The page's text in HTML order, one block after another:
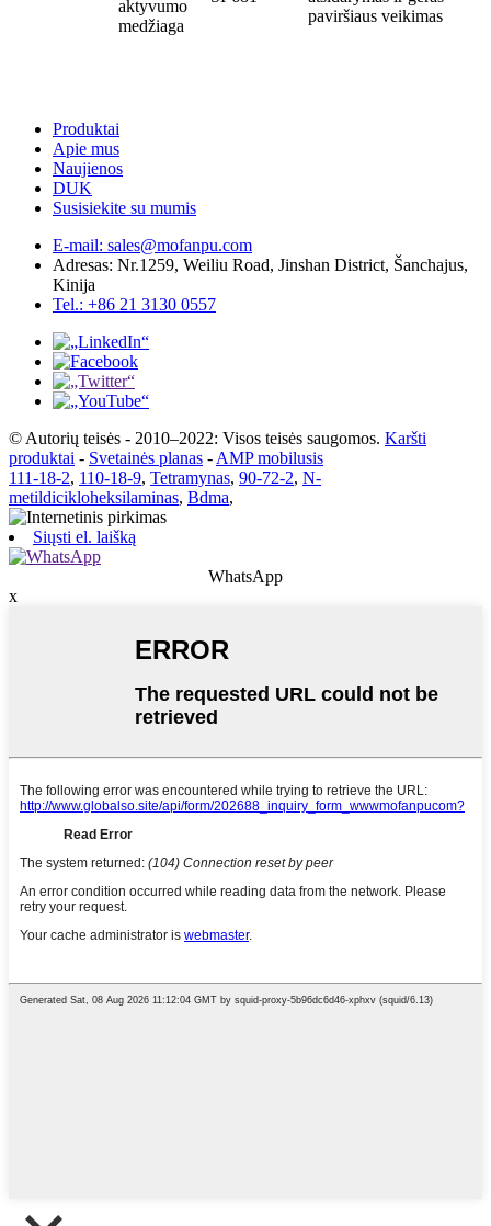
aktyvumo
medžiaga
paviršiaus veikimas
Produktai
Apie mus
Naujienos
DUK
Susisiekite su mumis
E-mail: sales@mofanpu.com
Adresas: Nr.1259, Weiliu Road, Jinshan District, Šanchajus,
Kinija
Tel.: +86 21 3130 0557
© Autorių teisės - 2010–2022: Visos teisės saugomos. Karšti
produktai - Svetainės planas -AMP mobilusis
111-18-2, 110-18-9, Tetramynas, 90-72-2, N-
metildicikloheksilaminas, Bdma,
Siųsti el. laišką
WhatsApp
x